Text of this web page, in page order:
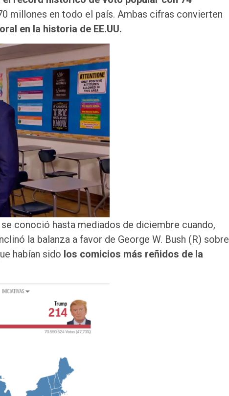
millones en todo el país. Ambas cifras convierten
en la historia de EE.UU.
conoció hasta mediados de diciembre cuando,
la balanza a favor de George W. Bush (R) sobre
habían sido los comicios más reñidos de la